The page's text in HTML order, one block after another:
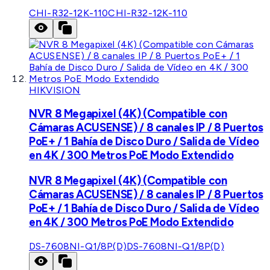
CHI-R32-12K-110CHI-R32-12K-110
HIKVISION
NVR 8 Megapixel (4K) (Compatible con
Cámaras ACUSENSE) / 8 canales IP / 8 Puertos
PoE+ / 1 Bahía de Disco Duro / Salida de Vídeo
en 4K / 300 Metros PoE Modo Extendido
NVR 8 Megapixel (4K) (Compatible con
Cámaras ACUSENSE) / 8 canales IP / 8 Puertos
PoE+ / 1 Bahía de Disco Duro / Salida de Vídeo
en 4K / 300 Metros PoE Modo Extendido
DS-7608NI-Q1/8P(D)DS-7608NI-Q1/8P(D)